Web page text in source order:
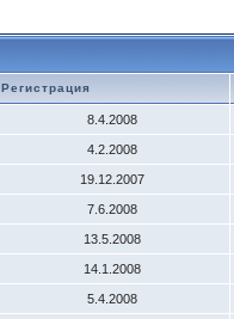
Регистрация
8.4.2008
4.2.2008
19.12.2007
7.6.2008
13.5.2008
14.1.2008
5.4.2008